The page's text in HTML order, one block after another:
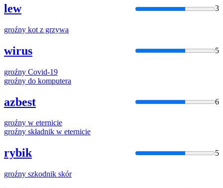
lew 3
groźny kot z grzywą
wirus 5
groźny Covid-19
groźny do komputera
azbest 6
groźny w eternicie
groźny składnik w eternicie
rybik 5
groźny szkodnik skór